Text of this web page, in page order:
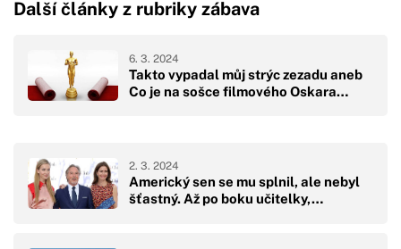
Další články z rubriky zábava
Takto vypadal můj strýc zezadu aneb
Co je na sošce filmového Oskara…
6. 3. 2024
Americký sen se mu splnil, ale nebyl
šťastný. Až po boku učitelky,…
2. 3. 2024